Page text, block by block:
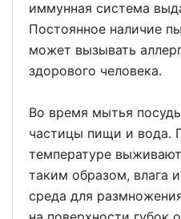
иммунная система
Постоянное наличие
может вызывать
здорового человека.
Во время мытья
частицы пищи и вода.
температуре
таким образом, влага
среда для